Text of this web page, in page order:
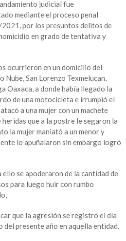
judicial fue
mediante el proceso penal
por los presuntos delitos de
en grado de tentativa y
ocurrieron en un domicilio del
Nube, San Lorenzo Texmelucan,
Oaxaca, a donde había llegado la
de una motocicleta e irrumpió el
a una mujer con un machete
heridas que a la postre le segaron la
la mujer maniató a un menor y
lo apuñalaron sin embargo logró
se apoderaron de la cantidad de
para luego huir con rumbo
que la agresión se registró el día
del presente año en aquella entidad.